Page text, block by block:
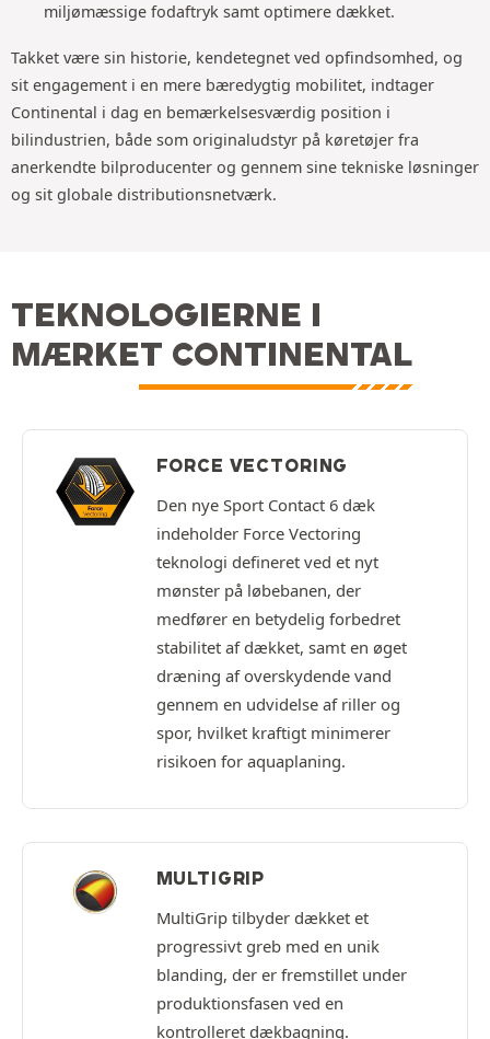
miljømæssige fodaftryk samt optimere dækket.
Takket være sin historie, kendetegnet ved opfindsomhed, og
sit engagement i en mere bæredygtig mobilitet, indtager
Continental i dag en bemærkelsesværdig position i
bilindustrien, både som originaludstyr på køretøjer fra
anerkendte bilproducenter og gennem sine tekniske løsninger
og sit globale distributionsnetværk.
TEKNOLOGIERNE I
MÆRKET CONTINENTAL
FORCE VECTORING
Den nye Sport Contact 6 dæk
indeholder Force Vectoring
teknologi defineret ved et nyt
mønster på løbebanen, der
medfører en betydelig forbedret
stabilitet af dækket, samt en øget
dræning af overskydende vand
gennem en udvidelse af riller og
spor, hvilket kraftigt minimerer
risikoen for aquaplaning.
MULTIGRIP
MultiGrip tilbyder dækket et
progressivt greb med en unik
blanding, der er fremstillet under
produktionsfasen ved en
kontrolleret dækbagning.